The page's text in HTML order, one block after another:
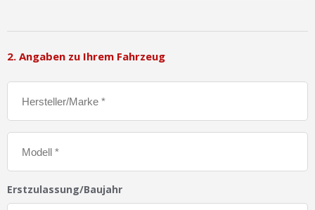
2. Angaben zu Ihrem Fahrzeug
Erstzulassung/Baujahr